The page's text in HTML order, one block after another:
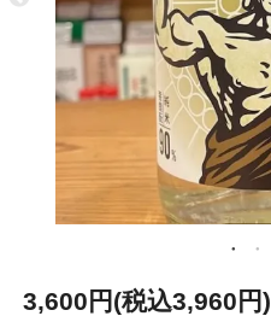
3,600円(税込3,960円)